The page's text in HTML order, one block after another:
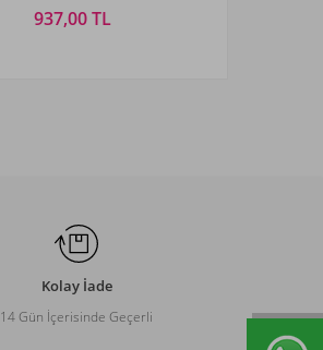
937,00 TL
Kolay İade
14 Gün İçerisinde Geçerli